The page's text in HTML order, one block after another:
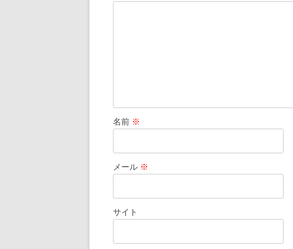
シ
名前 ※
メール ※
サイト